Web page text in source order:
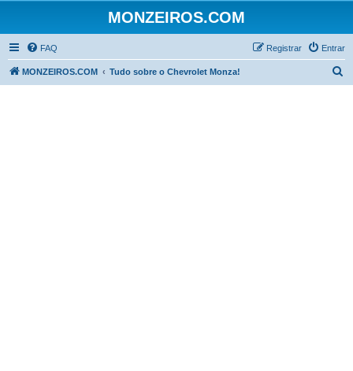
MONZEIROS.COM
FAQ Entrar
Registrar
MONZEIROS.COM Tudo sobre o Chevrolet Monza!